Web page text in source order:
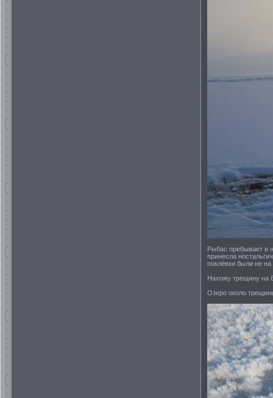
Рыбас пребывает в
принесла
поклёвки были не
Нахожу трещину на
Озеро около